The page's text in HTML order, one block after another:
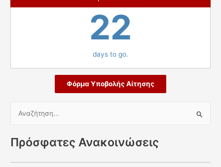
22
days to go.
Φόρμα Υποβολής Αίτησης
ζ
ή
Πρόσφατες Ανακοινώσεις